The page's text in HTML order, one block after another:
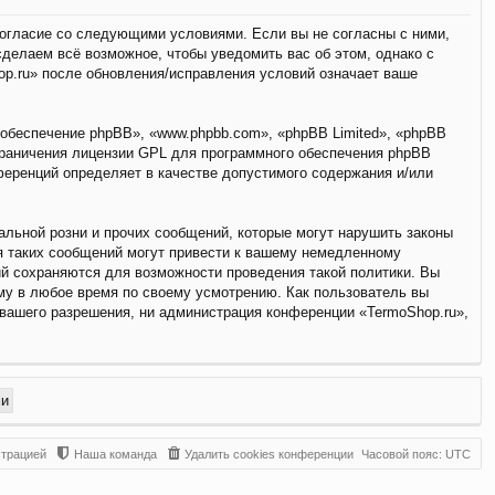
со следующими условиями. Если вы не согласны с ними,
всё возможное, чтобы уведомить вас об этом, однако с
после обновления/исправления условий означает ваше
phpBB», «www.phpbb.com», «phpBB Limited», «phpBB
лицензии GPL для программного обеспечения phpBB
определяет в качестве допустимого содержания и/или
розни и прочих сообщений, которые могут нарушить законы
сообщений могут привести к вашему немедленному
для возможности проведения такой политики. Вы
в любое время по своему усмотрению. Как пользователь вы
разрешения, ни администрация конференции «TermoShop.ru»,
Часовой пояс: UTC
Удалить cookies конференции
Наша команда